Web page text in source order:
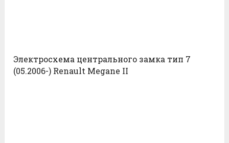
Электросхема центрального замка тип 7
(05.2006-) Renault Megane II